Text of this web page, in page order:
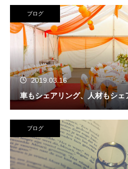
ブログ
2019.03.16
車もシェアリング、人材もシェ
ブログ